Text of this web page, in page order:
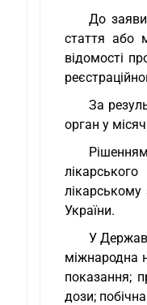
До заяви
стаття або
відомості
За
орган у
України.
У
міжнародна
показання;
дози;